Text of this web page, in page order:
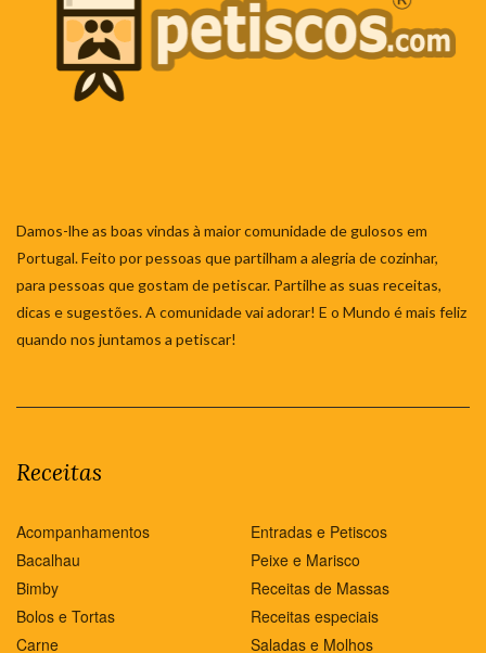
Damos-lhe as boas vindas à maior comunidade de gulosos em
Portugal. Feito por pessoas que partilham a alegria de cozinhar,
para pessoas que gostam de petiscar. Partilhe as suas receitas,
dicas e sugestões. A comunidade vai adorar! E o Mundo é mais feliz
quando nos juntamos a petiscar!
Receitas
Acompanhamentos
Bacalhau
Bimby
Bolos e Tortas
Carne
Entradas e Petiscos
Peixe e Marisco
Receitas de Massas
Receitas especiais
Saladas e Molhos